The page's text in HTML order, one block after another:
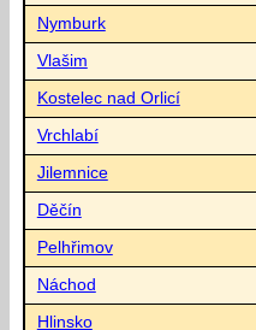
Nymburk
Vlašim
Kostelec nad Orlicí
Vrchlabí
Jilemnice
Děčín
Pelhřimov
Náchod
Hlinsko